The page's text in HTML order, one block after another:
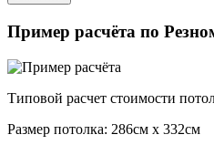
Пример расчёта по
Типовой расчет стоимости
Размер потолка: 286см x 332см